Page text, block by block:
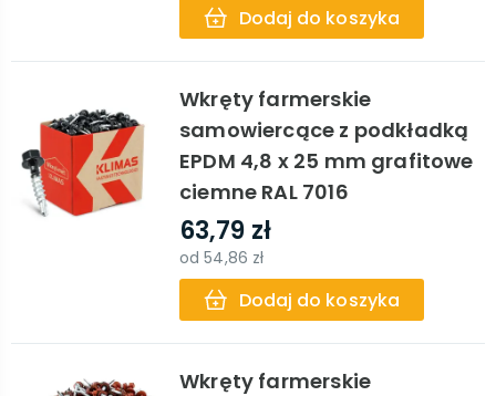
Dodaj do koszyka
Wkręty farmerskie
samowiercące z podkładką
EPDM 4,8 x 25 mm grafitowe
ciemne RAL 7016
63,79 zł
od54,86 zł
Dodaj do koszyka
Wkręty farmerskie